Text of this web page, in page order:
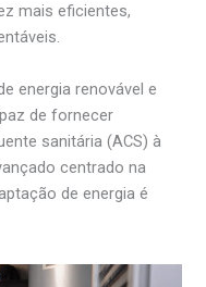
mais eficientes,
energia renovável e
de fornecer
sanitária (ACS) à
centrado na
de energia é